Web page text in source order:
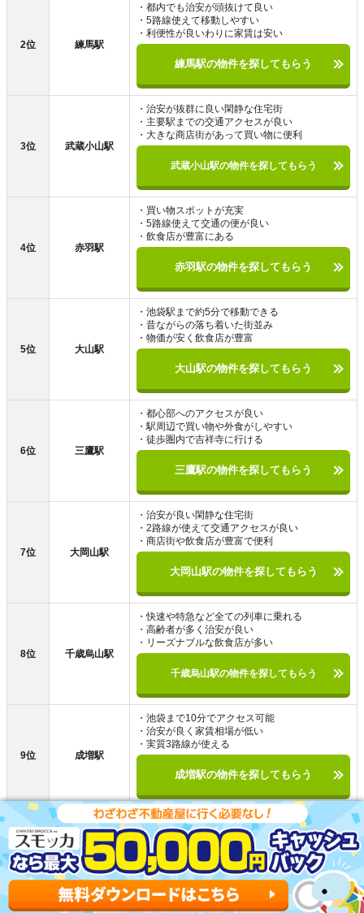
2位 練馬駅
・都内でも治安が頭抜けて良い
・5路線使えて移動しやすい
・利便性が良いわりに家賃は安い
練馬駅の物件を探してもらう
3位 武蔵小山駅
・治安が抜群に良い閑静な住宅街
・主要駅までの交通アクセスが良い
・大きな商店街があって買い物に便利
武蔵小山駅の物件を探してもらう
4位 赤羽駅
・買い物スポットが充実
・5路線使えて交通の便が良い
・飲食店が豊富にある
赤羽駅の物件を探してもらう
5位 大山駅
・池袋駅まで約5分で移動できる
・昔ながらの落ち着いた街並み
・物価が安く飲食店が豊富
大山駅の物件を探してもらう
6位 三鷹駅
・都心部へのアクセスが良い
・駅周辺で買い物や外食がしやすい
・徒歩圏内で吉祥寺に行ける
三鷹駅の物件を探してもらう
7位 大岡山駅
・治安が良い閑静な住宅街
・2路線が使えて交通アクセスが良い
・商店街や飲食店が豊富で便利
大岡山駅の物件を探してもらう
8位 千歳烏山駅
・快速や特急など全ての列車に乗れる
・高齢者が多く治安が良い
・リーズナブルな飲食店が多い
千歳烏山駅の物件を探してもらう
9位 成増駅
・池袋まで10分でアクセス可能
・治安が良く家賃相場が低い
・実質3路線が使える
成増駅の物件を探してもらう
10位 三軒茶屋駅
・渋谷まで約5分の好立地
・飲食店が多く外食に便利
・オシャレな街並みで買い物しやすい
三軒茶屋駅の物件を探してもらう